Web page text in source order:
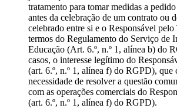
tratamento para tomar medidas a
antes da celebração de um contrato ou
celebrado entre si e o Responsável pelo
termos do Regulamento do Serviço de
Educação (Art. 6.º, n.º 1, alínea b) do
casos, o interesse legítimo do
(art. 6.º, n.º 1, alínea f) do RGPD), que
necessidade de resolver a questão
com as operações comerciais do
(art. 6.º, n.º 1, alínea f) do RGPD).